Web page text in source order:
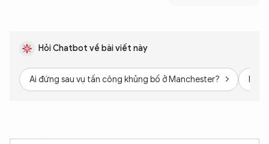
Hỏi Chatbot về bài viết này
Ai đứng sau vụ tấn công khủng bố ở Manchester?